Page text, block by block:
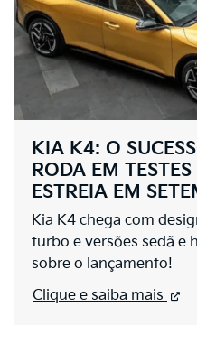
KIA K4: O
RODA EM
ESTREIA EM
Kia K4 chega com
turbo e versões sedã e
sobre o lançamento!
Clique e saiba mais